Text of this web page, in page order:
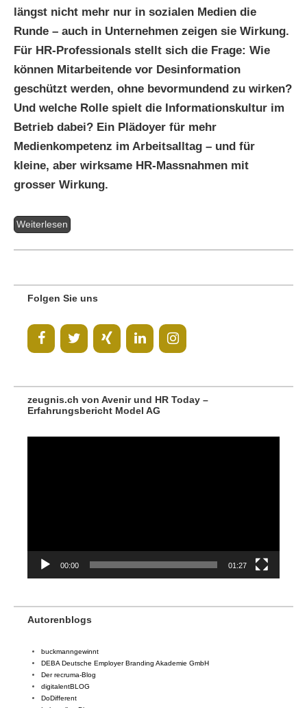
längst nicht mehr nur in sozialen Medien die
Runde – auch in Unternehmen zeigen sie Wirkung.
Für HR-Professionals stellt sich die Frage: Wie
können Mitarbeitende vor Desinformation
geschützt werden, ohne bevormundend zu wirken?
Und welche Rolle spielt die Informationskultur im
Betrieb dabei? Ein Plädoyer für mehr
Medienkompetenz im Arbeitsalltag – und für
kleine, aber wirksame HR-Massnahmen mit
grosser Wirkung.
Weiterlesen
Folgen Sie uns
zeugnis.ch von Avenir und HR Today –
Erfahrungsbericht Model AG
00:00 01:27
Autorenblogs
buckmanngewinnt
DEBA Deutsche Employer Branding Akademie GmbH
Der recruma-Blog
digitalentBLOG
DoDifferent